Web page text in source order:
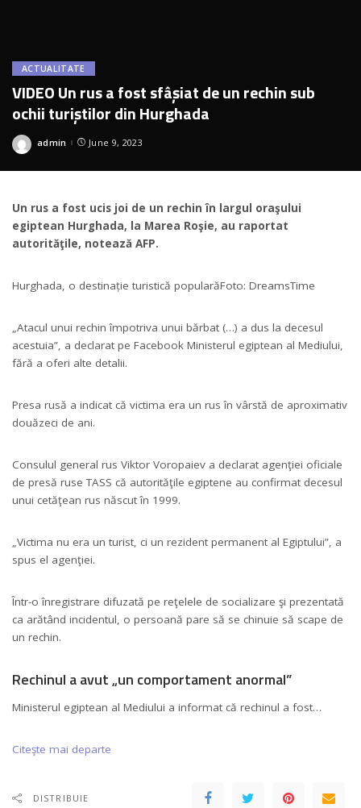
ACTUALITATE
VIDEO Un rus a fost sfâșiat de un rechin sub
ochii turiștilor din Hurghada
Posted
admin June 9, 2023
Un rus a fost ucis joi de un rechin în largul oraşului
egiptean Hurghada, la Marea Roşie, au raportat
autorităţile, notează AFP.
Hurghada, o destinație turistică popularăFoto: DreamsTime
„Atacul unui rechin împotriva unui bărbat (…) a dus la decesul
acestuia”, a declarat pe Facebook Ministerul egiptean al Mediului,
fără a oferi alte detalii.
Presa rusă a indicat că victima era un rus în vârstă de aproximativ
douăzeci de ani.
Consulul general rus Viktor Voropaiev a declarat agenţiei oficiale
de presă ruse TASS că autorităţile egiptene au confirmat decesul
unui cetăţean rus născut în 1999.
„Victima nu era un turist, ci un rezident permanent al Egiptului”, a
spus el agenţiei.
Într-o înregistrare difuzată pe reţelele de socializare şi prezentată
ca arătând incidentul, o persoană pare să se chinuie să scape de
un rechin.
Rechinul a avut „un comportament anormal”
Ministerul egiptean al Mediului a informat că rechinul a fost…
Citeşte mai departe
DISTRIBUIE